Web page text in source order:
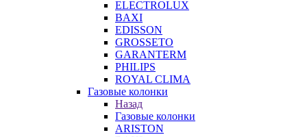
ELECTROLUX
BAXI
EDISSON
GROSSETO
GARANTERM
PHILIPS
ROYAL CLIMA
Газовые колонки
Назад
Газовые колонки
ARISTON